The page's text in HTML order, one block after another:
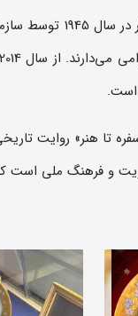
است.
تا هنر» روایت
مهر بمدت یکماه در کاخ موزه اختصاص نیاوران